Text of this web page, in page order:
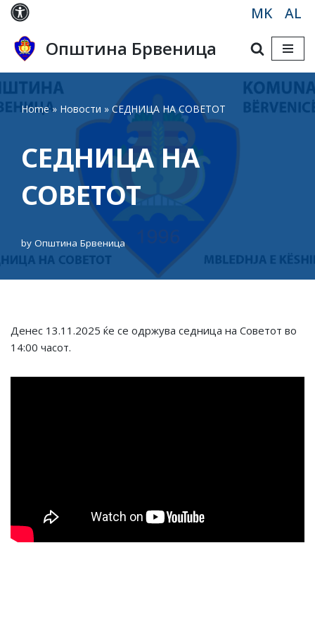
Skip
to
content
MK AL
Општина Брвеница
Home» Новости » СЕДНИЦА НА СОВЕТОТ
СЕДНИЦА НА
СОВЕТОТ
by Општина Брвеница
Денес 13.11.2025 ќе се одржува седница на Советот во
14:00 часот.